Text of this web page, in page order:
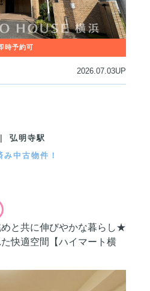
2026.07.03UP
弘明寺駅
中古物件！
と共に伸びやかな暮らし★
快適空間【ハイマート横